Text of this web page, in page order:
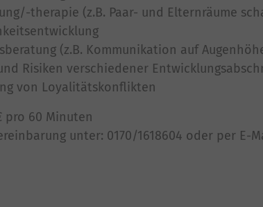
therapie (z.B. Paar- und Elternräume
(z.B. Kommunikation auf
Risiken verschiedener
von Loyalitätskonflikten
pro 60 Minuten
unter: 0170/1618604 oder per E-